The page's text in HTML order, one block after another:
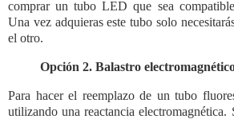
comprar un tubo LED que sea
Una vez adquieras este tubo solo
el otro.
Opción 2. Balastro
Para hacer el reemplazo de un tubo
utilizando una reactancia electromagnética.